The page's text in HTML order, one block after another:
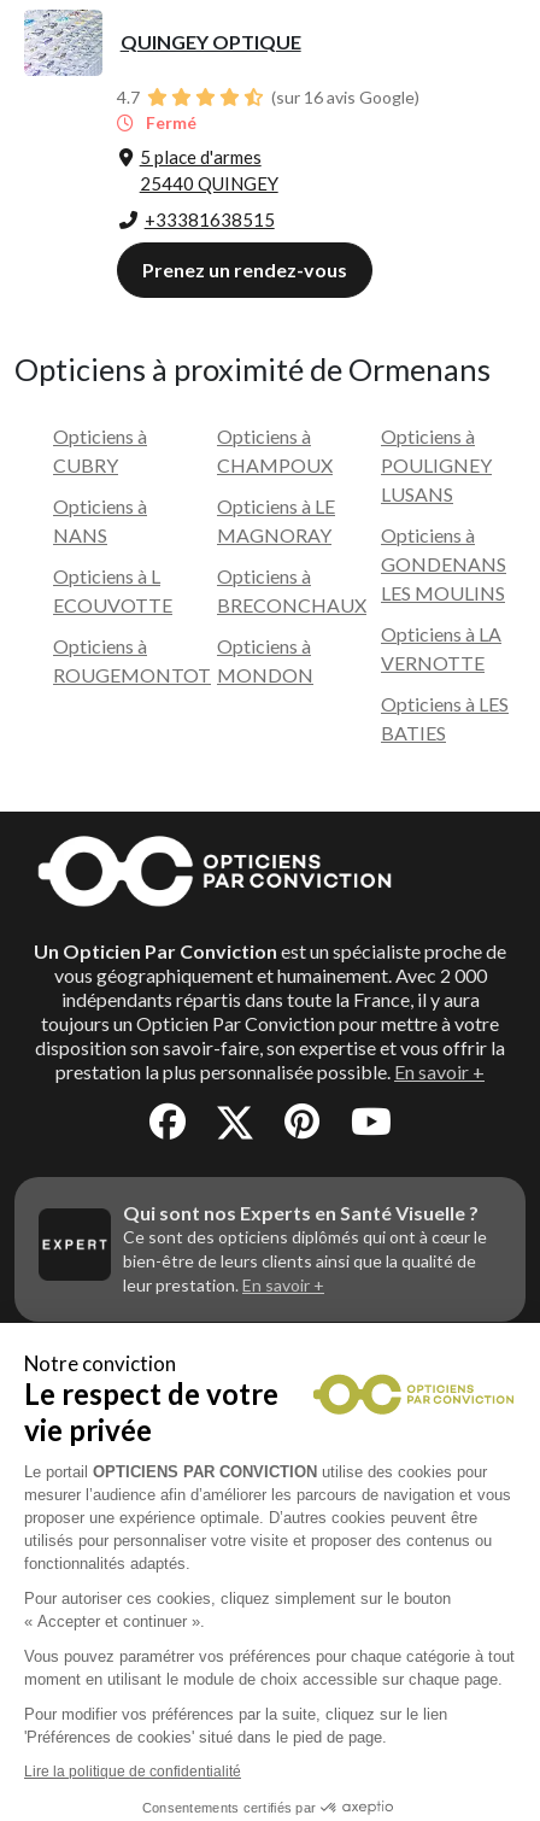
QUINGEY OPTIQUE
4.7
(sur 16 avis Google)
Fermé
5 place d'armes
25440 QUINGEY
+33381638515
Prenez un rendez-vous
Opticiens à proximité de Ormenans
Opticiens à
CUBRY
Opticiens à
NANS
Opticiens à L
ECOUVOTTE
Opticiens à
ROUGEMONTOT
Opticiens à
CHAMPOUX
Opticiens à LE
MAGNORAY
Opticiens à
BRECONCHAUX
Opticiens à
MONDON
Opticiens à
POULIGNEY
LUSANS
Opticiens à
GONDENANS
LES MOULINS
Opticiens à LA
VERNOTTE
Opticiens à LES
BATIES
Un Opticien Par Conviction est un spécialiste proche de
vous géographiquement et humainement. Avec 2 000
indépendants répartis dans toute la France, il y aura
toujours un Opticien Par Conviction pour mettre à votre
disposition son savoir-faire, son expertise et vous offrir la
prestation la plus personnalisée possible. En savoir +
Qui sont nos Experts en Santé Visuelle ?
Ce sont des opticiens diplômés qui ont à cœur le
bien-être de leurs clients ainsi que la qualité de
leur prestation. En savoir +
Vous êtes un professionnel de la vue et
vous souhaitez nous rejoindre ?
Contactez Alliance Optic, la centrale d’achats et
d’accompagnement des opticiens indépendants
Notre conviction
Le respect de votre
vie privée
Le portail OPTICIENS PAR CONVICTION utilise des cookies pour
mesurer l’audience afin d’améliorer les parcours de navigation et vous
proposer une expérience optimale. D’autres cookies peuvent être
utilisés pour personnaliser votre visite et proposer des contenus ou
fonctionnalités adaptés.
Pour autoriser ces cookies, cliquez simplement sur le bouton
« Accepter et continuer ».
Vous pouvez paramétrer vos préférences pour chaque catégorie à tout
moment en utilisant le module de choix accessible sur chaque page.
Pour modifier vos préférences par la suite, cliquez sur le lien
'Préférences de cookies' situé dans le pied de page.
Lire la politique de confidentialité
Consentements certifiés par